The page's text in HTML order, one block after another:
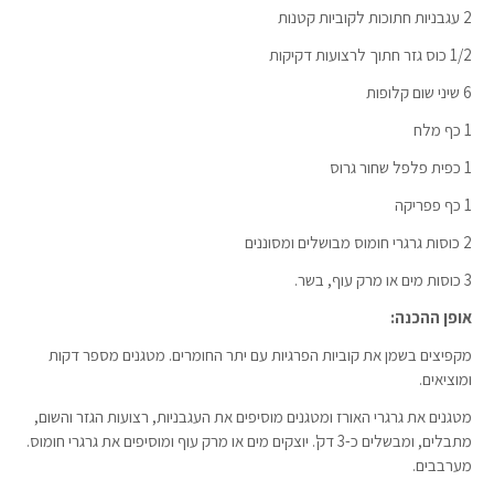
2 עגבניות חתוכות לקוביות קטנות
1/2 כוס גזר חתוך לרצועות דקיקות
6 שיני שום קלופות
1 כף מלח
1 כפית פלפל שחור גרוס
1 כף פפריקה
2 כוסות גרגרי חומוס מבושלים ומסוננים
3 כוסות מים או מרק עוף, בשר.
אופן ההכנה:
מקפיצים בשמן את קוביות הפרגיות עם יתר החומרים. מטגנים מספר דקות
ומוציאים.
מטגנים את גרגרי האורז ומטגנים מוסיפים את העגבניות, רצועות הגזר והשום,
מתבלים, ומבשלים כ-3 דק'. יוצקים מים או מרק עוף ומוסיפים את גרגרי חומוס.
מערבבים.